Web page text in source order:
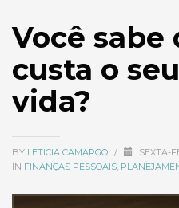
Você sabe
custa o
vida?
BY LETICIA CAMARGO / SEXTA-
IN FINANÇAS PESSOAIS